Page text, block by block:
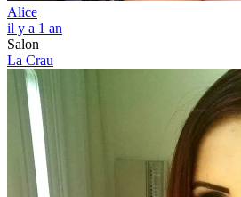
Alice
il y a 1 an
Salon
La Crau